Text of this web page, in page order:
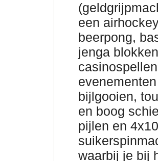
een
beerpong,
jenga
bijlgooien,
en boog
pijlen en
waarbij je bij